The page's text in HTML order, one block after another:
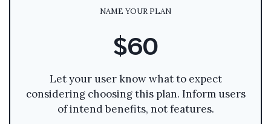
NAME YOUR PLAN
$60
Let your user know what to expect
considering choosing this plan. Inform users
of intend benefits, not features.